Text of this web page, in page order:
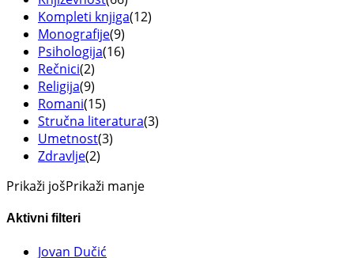
Kompleti knjiga(12)
Monografije(9)
Psihologija(16)
Rečnici(2)
Religija(9)
Romani(15)
Stručna literatura(3)
Umetnost(3)
Zdravlje(2)
Prikaži jošPrikaži manje
Aktivni filteri
Jovan Dučić